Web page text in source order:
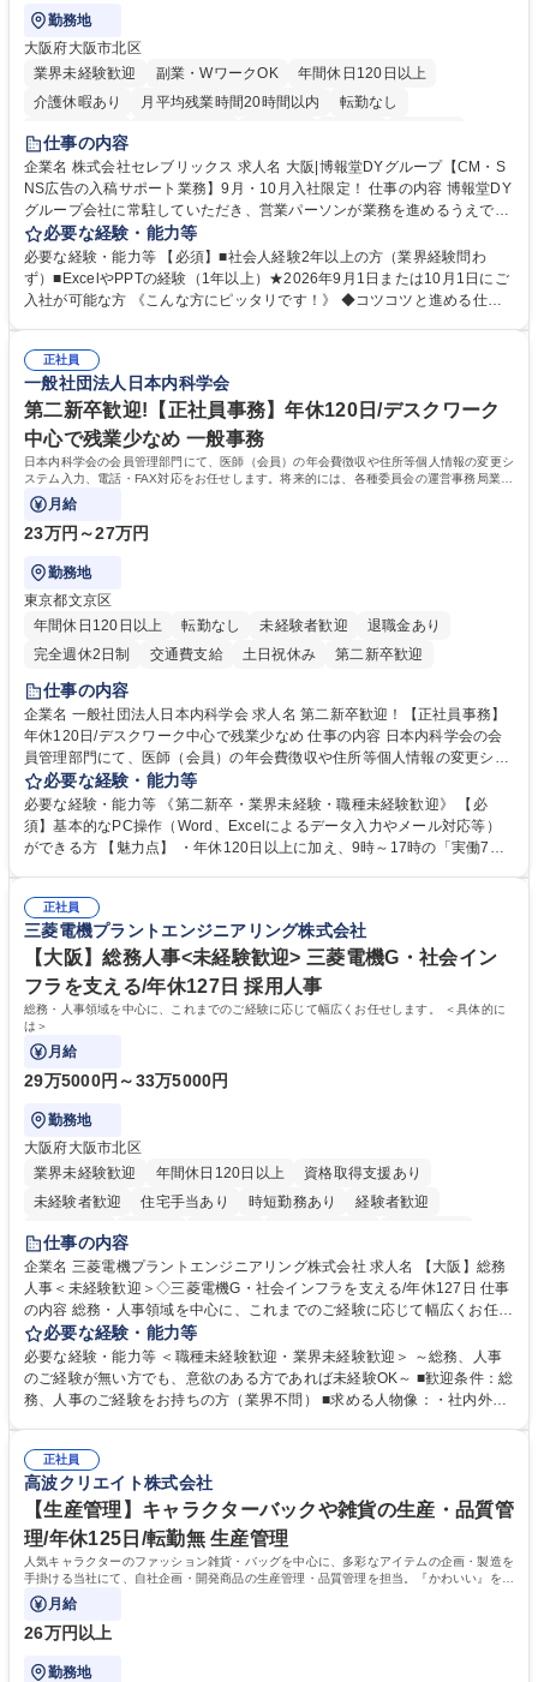
勤務地
大阪府大阪市北区
業界未経験歓迎
副業・WワークOK
年間休日120日以上
介護休暇あり
月平均残業時間20時間以内
転勤なし
未経験者歓迎
完全週休2日制
交通費支給 駅近5分以内
仕事の内容
企業名 株式会社セレブリックス 求人名 大阪|博報堂DYグループ【CM・S
NS広告の入稿サポート業務】9月・10月入社限定！ 仕事の内容 博報堂DY
グループ会社に常駐していただき、営業パーソンが業務を進めるうえで発
生する業務を幅広くサポートとしてテレビCMやSNS広告の入稿サポー
ト、進行管理等 部内アシスタントとしての業務をお任せします。 ◆得意
先との定例資料作成 ◆競合調査 ◆広告出稿の進行管理、確認 ◆広告出稿
後のデータ抽出と効果測定、資料作成 ◆TVCM放送枠の情報管理、不備確
ール対応 ◆常駐先に向けた事業拡大の提案 など 募集職種 大阪|博報堂DY
グループ【CM・SNS広告の入稿サポート業務】9月・10月入社限定！
必要な経験・能力等
必要な経験・能力等 【必須】■社会人経験2年以上の方（業界経験問わ
ず）■ExcelやPPTの経験（1年以上）★2026年9月1日または10月1日にご
入社が可能な方 《こんな方にピッタリです！》 ◆コツコツと進める仕事
ャリア・スキルUPを目指したい方 学歴・資格 学歴：大学院 大学 高専 短
大 専修学校 高校 語学力： 資格：
正社員
一般社団法人日本内科学会
第二新卒歓迎!【正社員事務】年休120日/デスクワーク
中心で残業少なめ 一般事務
日本内科学会の会員管理部門にて、医師（会員）の年会費徴収や住所等個人情報の変更シ
ステム入力、電話・FAX対応をお任せします。将来的には、各種委員会の運営事務局業務
などにも幅広く携わっていただきます。
月給
23万円～27万円
勤務地
東京都文京区
年間休日120日以上
転勤なし 未経験者歓迎
退職金あり
完全週休2日制
交通費支給 土日祝休み 第二新卒歓迎
仕事の内容
企業名 一般社団法人日本内科学会 求人名 第二新卒歓迎！【正社員事務】
年休120日/デスクワーク中心で残業少なめ 仕事の内容 日本内科学会の会
員管理部門にて、医師（会員）の年会費徴収や住所等個人情報の変更シス
テム入力、電話・FAX対応をお任せします。将来的には、各種委員会の運
営事務局業務などにも幅広く携わっていただきます。 【会員管理・データ
入力業務】 ・医師（会員）の住所変更、個人情報のシステム登録・更新
・年会費の徴収管理や入金データの照合確認 【問い合わせ対応】 ・会員
年休120日/デスクワーク中心で残業少なめ
必要な経験・能力等
必要な経験・能力等 《第二新卒・業界未経験・職種未経験歓迎》 【必
須】基本的なPC操作（Word、Excelによるデータ入力やメール対応等）
ができる方 【魅力点】 ・年休120日以上に加え、9時～17時の「実働7時
整、資料作成、当日の運営サポート 学歴・資格 学歴：大学院 大学 語学
力： 資格：
正社員
三菱電機プラントエンジニアリング株式会社
【大阪】総務人事<未経験歓迎> 三菱電機G・社会イン
フラを支える/年休127日 採用人事
総務・人事領域を中心に、これまでのご経験に応じて幅広くお任せします。 ＜具体的に
は＞
月給
29万5000円～33万5000円
勤務地
大阪府大阪市北区
業界未経験歓迎
年間休日120日以上
資格取得支援あり
未経験者歓迎
住宅手当あり 時短勤務あり
経験者歓迎
退職金あり
駅近5分以内
土日祝休み 服装自由 寮・社宅あり 食事補助あり
仕事の内容
企業名 三菱電機プラントエンジニアリング株式会社 求人名 【大阪】総務
人事＜未経験歓迎＞◇三菱電機G・社会インフラを支える/年休127日 仕事
の内容 総務・人事領域を中心に、これまでのご経験に応じて幅広くお任せ
します。 ＜具体的には＞ ・総務/人事労務（給与・社保・勤怠管理など）
・採用・教育研修 ・福利厚生運用 など ※基本的には事務所勤務ですが、
採用や教育等の業務内容により、関西圏以外への日帰り・宿泊を伴う国内
出張もございます。 ※担当業務を持ちつつ、お互いに助け合いながら、総
必要な経験・能力等
必要な経験・能力等 ＜職種未経験歓迎・業界未経験歓迎＞ ～総務、人事
のご経験が無い方でも、意欲のある方であれば未経験OK～ ■歓迎条件：総
務、人事のご経験をお持ちの方（業界不問） ■求める人物像：・社内外の
正社員
高波クリエイト株式会社
【生産管理】キャラクターバックや雑貨の生産・品質管
理/年休125日/転勤無 生産管理
人気キャラクターのファッション雑貨・バッグを中心に、多彩なアイテムの企画・製造を
手掛ける当社にて、自社企画・開発商品の生産管理・品質管理を担当。『かわいい』を届
けるやりがいのあるポジションです。
月給
26万円以上
勤務地